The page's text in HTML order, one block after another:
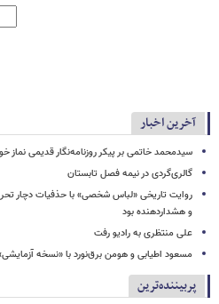
آخرین اخبار
سیدمحمد خاتمی بر پیکر روزنامه‌نگار قدیمی
گالری‌گردی در نیمه فصل تابستان
روایت تاریخی «لباس شخصی» با حذفیات دچار
و هشداردهنده بود
علی منتظری به رادیو رفت
مسعود اطیابی و هومن برق‌نورد با «نسخه
پربیننده‌ترین